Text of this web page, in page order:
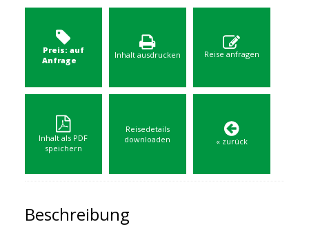
Preis: auf
Anfrage
Inhalt ausdrucken Reise anfragen
Inhalt als PDF
speichern
Reisedetails
downloaden
« zurück
Beschreibung